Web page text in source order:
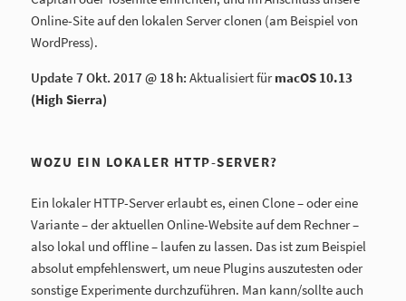
Online-Site auf den lokalen Server clonen (am Beispiel von
WordPress).
Update7 Okt. 2017 @ 18 h: Aktualisiert fürmacOS 10.13
(High Sierra)
WOZU EIN LOKALER HTTP-SERVER?
Ein lokaler HTTP-Server erlaubt es, einen Clone – oder eine
Variante – der aktuellen Online-Website auf dem Rechner –
also lokal und offline – laufen zu lassen. Das ist zum Beispiel
absolut empfehlenswert, um neue Plugins auszutesten oder
sonstige Experimente durchzuführen. Man kann/sollte auch